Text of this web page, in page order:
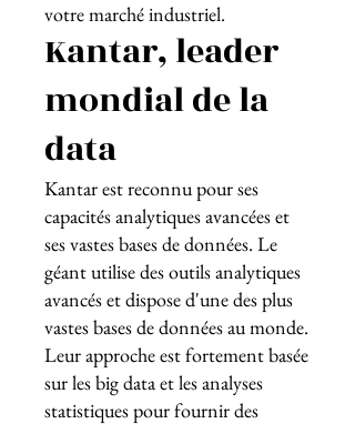
votre marché industriel.
Kantar, leader
mondial de la
data
Kantar est reconnu pour ses
capacités analytiques avancées et
ses vastes bases de données. Le
géant utilise des outils analytiques
avancés et dispose d'une des plus
vastes bases de données au monde.
Leur approche est fortement basée
sur les big data et les analyses
statistiques pour fournir des